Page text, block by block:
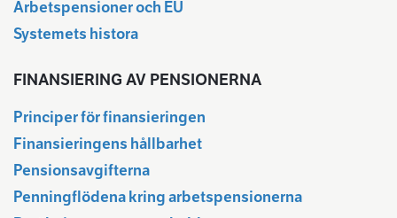
Arbetspensioner och EU
Systemets histora
FINANSIERING AV PENSIONERNA
Principer för finansieringen
Finansieringens hållbarhet
Pensionsavgifterna
Penningflödena kring arbetspensionerna